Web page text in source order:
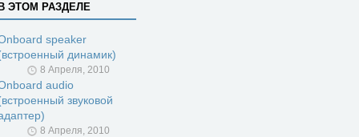
ЭТОМ РАЗДЕЛЕ
speaker
динамик)
8 Апреля, 2010
audio
звуковой
8 Апреля, 2010